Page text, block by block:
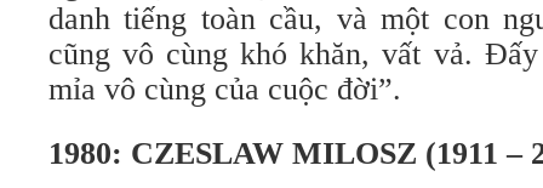
danh tiếng toàn cầu, và một con
cũng vô cùng khó khăn, vất vả.
mỉa vô cùng của cuộc đời”.
1980: CZESLAW MILOSZ (1911 –